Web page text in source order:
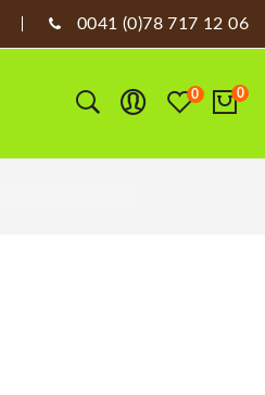
0041 (0)78 717 12 06
0 0